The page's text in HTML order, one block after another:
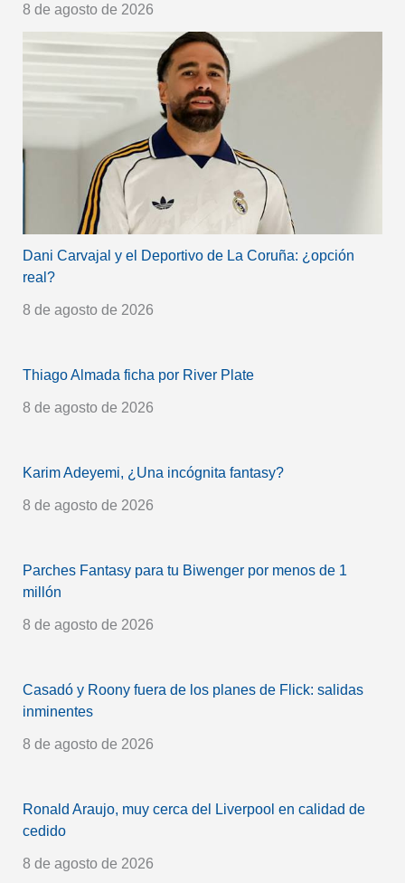
8 de agosto de 2026
Dani Carvajal y el Deportivo de La Coruña: ¿opción
real?
8 de agosto de 2026
Thiago Almada ficha por River Plate
8 de agosto de 2026
Karim Adeyemi, ¿Una incógnita fantasy?
8 de agosto de 2026
Parches Fantasy para tu Biwenger por menos de 1
millón
8 de agosto de 2026
Casadó y Roony fuera de los planes de Flick: salidas
inminentes
8 de agosto de 2026
Ronald Araujo, muy cerca del Liverpool en calidad de
cedido
8 de agosto de 2026